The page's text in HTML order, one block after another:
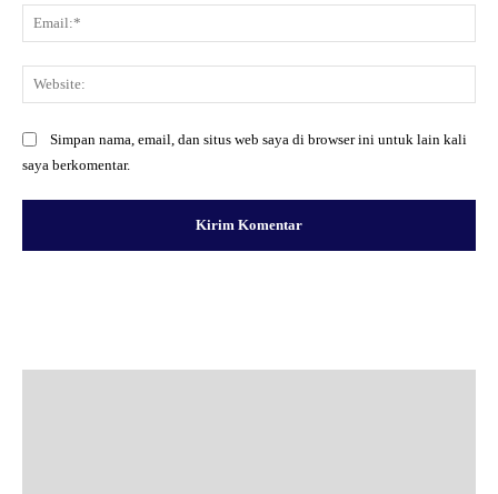
Simpan nama, email, dan situs web saya di browser ini untuk lain kali
saya berkomentar.